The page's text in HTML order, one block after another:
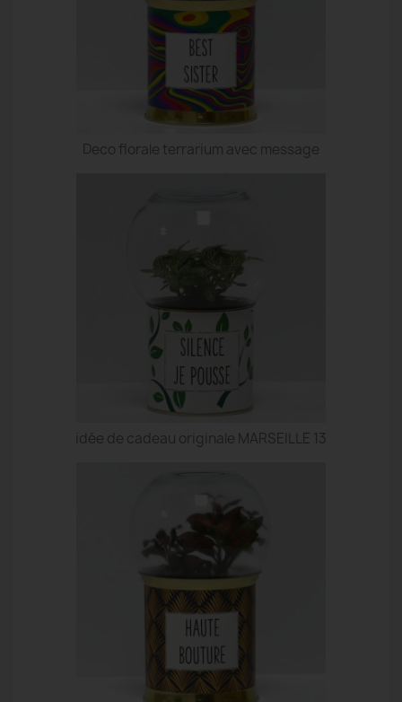
Deco florale terrarium avec message
idée de cadeau originale MARSEILLE 13